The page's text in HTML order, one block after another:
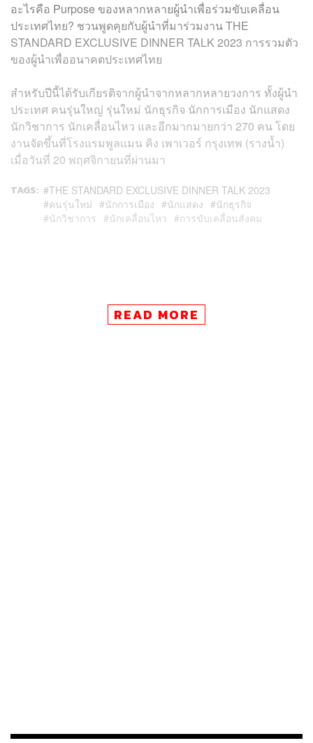
อะไรคือ Purpose ของหลากหลายผู้นำเพื่อร่วมขับเคลื่อน
ประเทศไทย? ชวนพูดคุยกับผู้นำที่มาร่วมงาน THE
STANDARD EXCLUSIVE DINNER TALK 2023 การรวมตัว
ของผู้นำเพื่ออนาคตประเทศไทย
สำหรับปีนี้ได้รับเกียรติจากผู้นำจากหลากหลายวงการ ทั้งผู้นำ
ประเทศ คนรุ่นใหญ่ รุ่นใหม่ นักธุรกิจ นักการเมือง นักแสดง
นักวิชาการ นักเคลื่อนไหว และอีกมากมายกว่า 270 คน โดย
งานจัดขึ้นที่โรงแรมพูลแมน คิง เพาเวอร์ กรุงเทพ (รางน้ำ)
เมื่อวันที่ 20 พฤศจิกายนที่ผ่านมา
TAGS:
THE STANDARD EXCLUSIVE DINNER TALK 2023
คนรุ่นใหม่
นักการเมือง นักแสดง
นักธุรกิจ
นักวิชาการ
นักเคลื่อนไหว การขับเคลื่อนสังคม
READ MORE